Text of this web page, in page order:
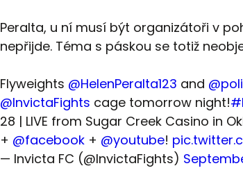
Peralta, u ní musí být organizátoři v
nepřijde. Téma s páskou se totiž
Flyweights @HelenPeralta123 and
@InvictaFights cage tomorrow night!
28 | LIVE from Sugar Creek Casino in
+ @facebook+ @youtube!
— Invicta FC (@InvictaFights)